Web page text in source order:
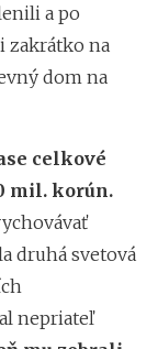
a po
zakrátko na
dom na
celkové
mil. korún.
druhá svetová
nepriateľ